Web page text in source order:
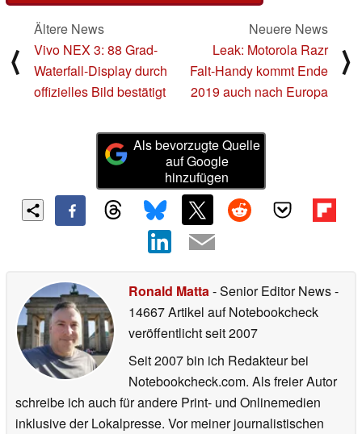
⟨
Ältere News
Vivo NEX 3: 88 Grad-
Waterfall-Display durch
offizielles Bild bestätigt
Neuere News
Leak: Motorola Razr
Falt-Handy kommt Ende
2019 auch nach Europa
⟩
Als bevorzugte Quelle
auf Google
hinzufügen
Ronald Matta- Senior Editor News-
14667 Artikel auf Notebookcheck
veröffentlichtseit 2007
Seit 2007 bin ich Redakteur bei
Notebookcheck.com. Als freier Autor
schreibe ich auch für andere Print- und Onlinemedien
inklusive der Lokalpresse. Vor meiner journalistischen